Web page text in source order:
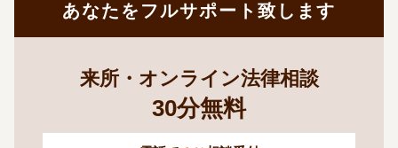
あなたをフルサポート致します
来所・オンライン法律相談
30分無料